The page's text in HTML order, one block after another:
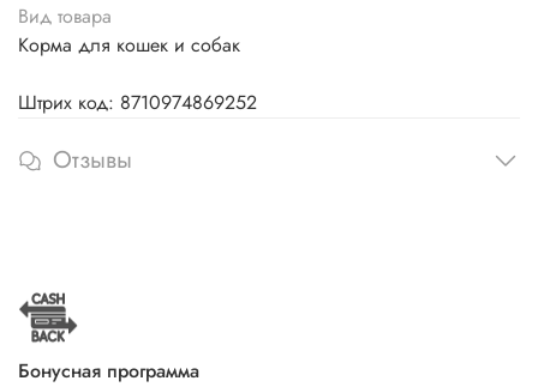
Вид товара
Корма для кошек и собак
Штрих код: 8710974869252
Отзывы
Бонусная программа